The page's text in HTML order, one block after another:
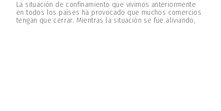
La situación de confinamiento que vivimos anteriormente
en todos los países ha provocado que muchos comercios
tengan que cerrar. Mientras la situación se fue aliviando,